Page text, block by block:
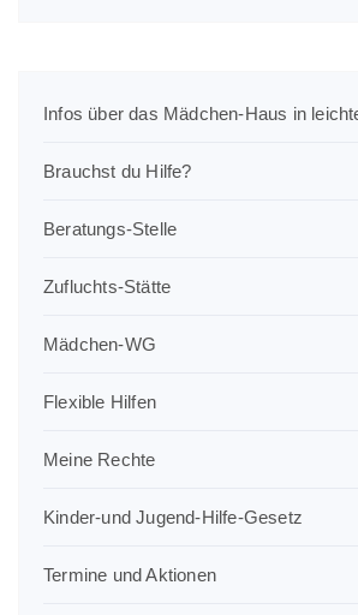
Infos über das Mädchen-Haus in
Brauchst du Hilfe?
Beratungs-Stelle
Zufluchts-Stätte
Mädchen-WG
Flexible Hilfen
Meine Rechte
Kinder-und Jugend-Hilfe-Gesetz
Termine und Aktionen